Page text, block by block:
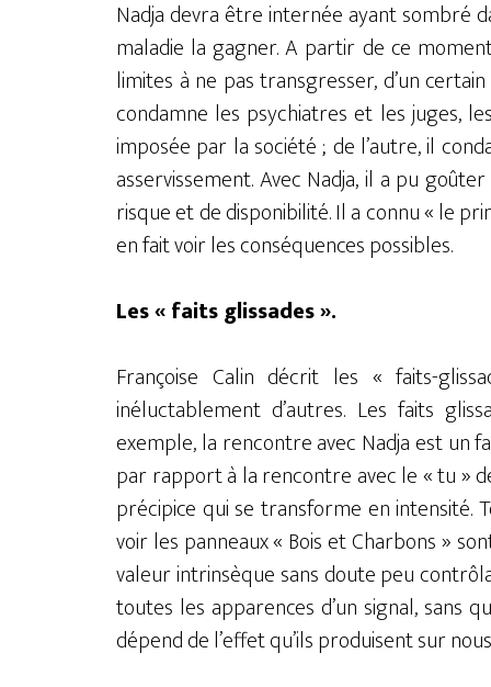
Nadja devra être internée ayant sombré
maladie la gagner. A partir de ce
limites à ne pas transgresser, d’un
condamne les psychiatres et les juges,
imposée par la société ; de l’autre, il
asservissement. Avec Nadja, il a pu
risque et de disponibilité. Il a connu « le
en fait voir les conséquences possibles.
Les « faits glissades ».
Françoise Calin décrit les « faits-
inéluctablement d’autres. Les faits
exemple, la rencontre avec Nadja est un
par rapport à la rencontre avec le « tu »
précipice qui se transforme en intensité.
voir les panneaux « Bois et Charbons »
valeur intrinsèque sans doute peu
toutes les apparences d’un signal, sans
dépend de l’effet qu’ils produisent sur